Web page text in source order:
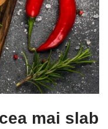
mai slab